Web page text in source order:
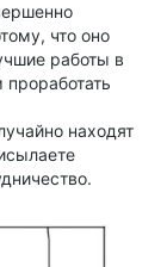
что оно
работы в
находят